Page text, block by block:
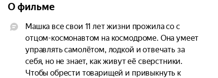
О фильме
Машка все свои 11 лет жизни прожила со с
отцом-космонавтом на космодроме. Она умеет
управлять самолётом, лодкой и отвечать за
себя, но не знает, как живут её сверстники.
Чтобы обрести товарищей и привыкнуть к